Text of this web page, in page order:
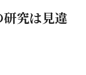
究は見違